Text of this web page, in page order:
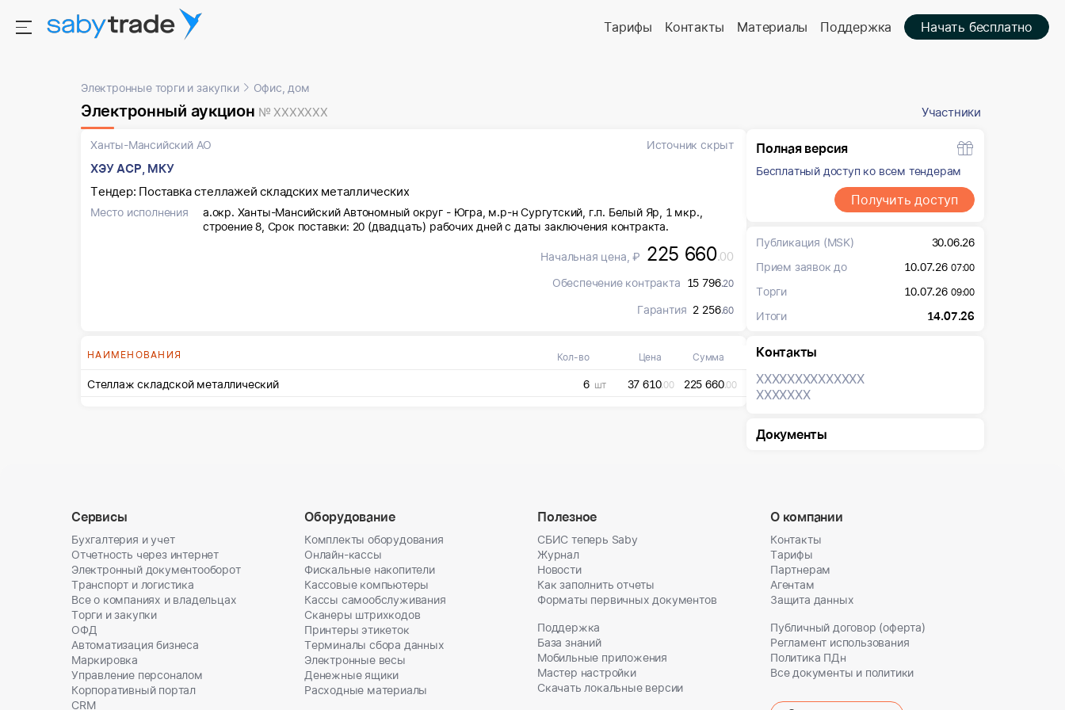
Тарифы Контакты Материалы Поддержка Начать бесплатно
Электронные торги и закупки Офис, дом
Электронный аукцион № XXXXXXX Участники
Ханты-Мансийский АО Источник скрыт
ХЭУ АСР, МКУ
Тендер: Поставка стеллажей складских металлических
Место исполнения
а.окр. Ханты-Мансийский Автономный округ - Югра, м.р-н Сургутский, г.п. Белый Яр, 1 мкр.,
строение 8, Срок поставки: 20 (двадцать) рабочих дней с даты заключения контракта.
Начальная цена, ₽ 225 660.00
Обеспечение контракта 15 796.20
Гарантия 2 256.60
НАИМЕНОВАНИЯ Кол-во Цена Сумма
Стеллаж складской металлический 6 шт 37 610.00 225 660.00
Полная версия
Бесплатный доступ ко всем тендерам
Получить доступ
Публикация (MSK)
30.06.26
Прием заявок до
10.07.26 07:00
Торги 10.07.26 09:00
Итоги 14.07.26
Контакты
XXXXXXXXXXXXXX
XXXXXXX
Документы
Сервисы
Бухгалтерия и учет
Отчетность через интернет
Электронный документооборот
Транспорт и логистика
Все о компаниях и владельцах
Торги и закупки
ОФД
Автоматизация бизнеса
Маркировка
Управление персоналом
Корпоративный портал
CRM
Оборудование
Комплекты оборудования
Онлайн-кассы
Фискальные накопители
Кассовые компьютеры
Кассы самообслуживания
Сканеры штрихкодов
Принтеры этикеток
Терминалы сбора данных
Электронные весы
Денежные ящики
Расходные материалы
Полезное
СБИС теперь Saby
Журнал
Новости
Как заполнить отчеты
Форматы первичных документов
Поддержка
База знаний
Мобильные приложения
Мастер настройки
Скачать локальные версии
О компании
Контакты
Тарифы
Партнерам
Агентам
Защита данных
Публичный договор (оферта)
Регламент использования
Политика ПДн
Все документы и политики